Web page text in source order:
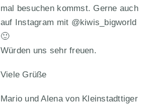
mal besuchen kommst. Gerne auch
auf Instagram mit @kiwis_bigworld
🙂
Würden uns sehr freuen.
Viele Grüße
Mario und Alena von Kleinstadttiger